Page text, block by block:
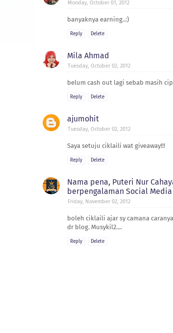
Monday, October 01, 2012
banyaknya earning..:)
Reply Delete
Mila Ahmad
Tuesday, October 02, 2012
belum cash out lagi sebab masih
Reply Delete
ajumohit
Tuesday, October 02, 2012
Saya setuju ciklaili wat giveaway!!!
Reply Delete
Nama pena, Puteri Nur
berpengalaman Social
Friday, November 02, 2012
boleh ciklaili ajar sy camana
dr blog. Musykil2....
Reply Delete